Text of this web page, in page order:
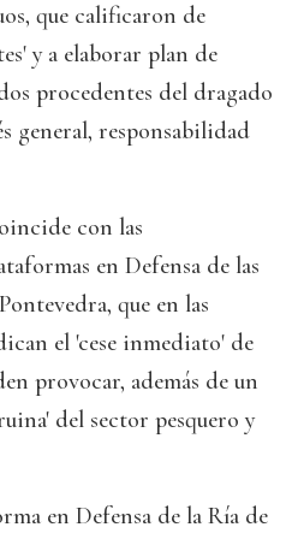
que calificaron de
y a elaborar plan de
procedentes del dragado
general, responsabilidad
con las
en Defensa de las
que en las
el 'cese inmediato' de
provocar, además de un
del sector pesquero y
en Defensa de la Ría de